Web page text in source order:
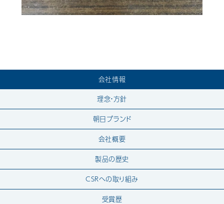
会社情報
理念・方針
朝日ブランド
会社概要
製品の歴史
CSRへの取り組み
受賞歴